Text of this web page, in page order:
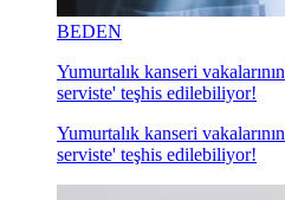
BEDEN
Yumurtalık kanseri
serviste' teşhis edilebiliyor!
Yumurtalık kanseri
serviste' teşhis edilebiliyor!